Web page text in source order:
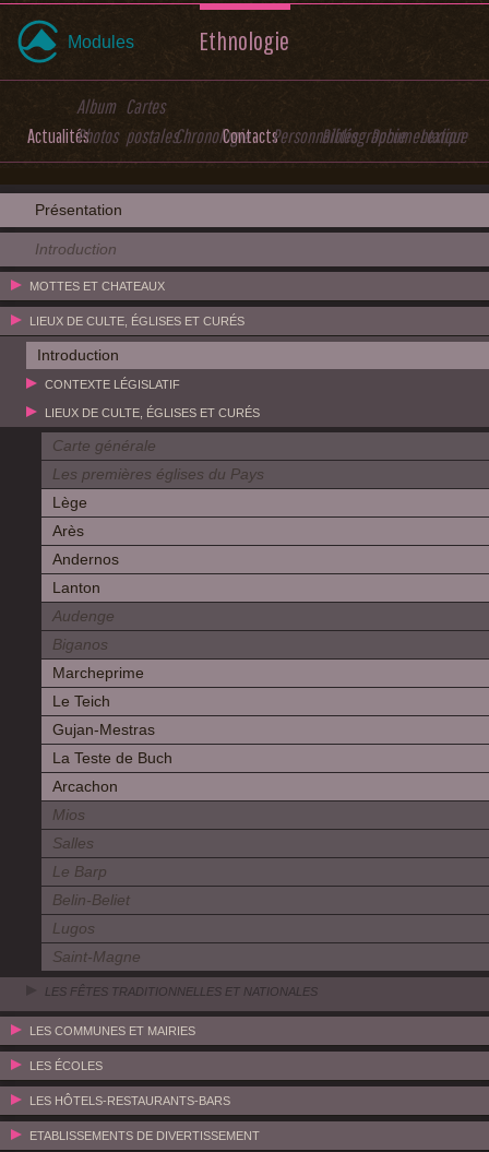
Modules Ethnologie
Actualités
Album
Photos
Cartes
postalesChronologieContactsPersonnalitésBibliographieDocumentation
Lexique
Présentation
Introduction
MOTTES ET CHATEAUX
LIEUX DE CULTE, ÉGLISES ET CURÉS
Introduction
CONTEXTE LÉGISLATIF
LIEUX DE CULTE, ÉGLISES ET CURÉS
Carte générale
Les premières églises du Pays
Lège
Arès
Andernos
Lanton
Audenge
Biganos
Marcheprime
Le Teich
Gujan-Mestras
La Teste de Buch
Arcachon
Mios
Salles
Le Barp
Belin-Beliet
Lugos
Saint-Magne
LES FÊTES TRADITIONNELLES ET NATIONALES
LES COMMUNES ET MAIRIES
LES ÉCOLES
LES HÔTELS-RESTAURANTS-BARS
ETABLISSEMENTS DE DIVERTISSEMENT